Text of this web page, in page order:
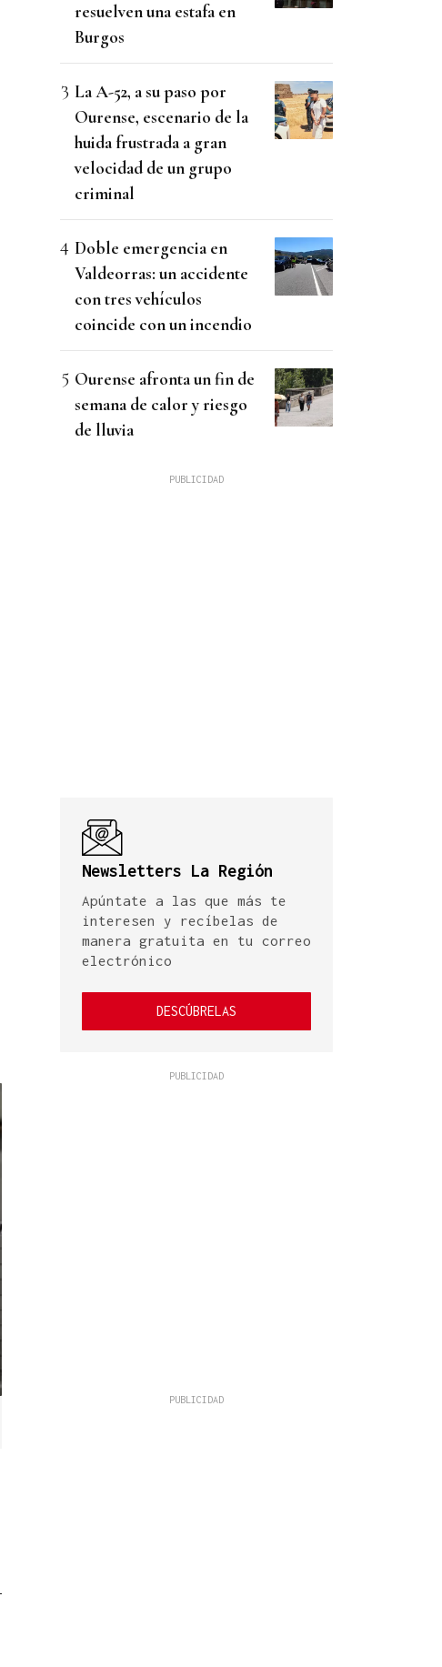
resuelven una estafa en
Burgos
La A-52, a su paso por
Ourense, escenario de la
huida frustrada a gran
velocidad de un grupo
criminal
Doble emergencia en
Valdeorras: un accidente
con tres vehículos
coincide con un incendio
Ourense afronta un fin de
semana de calor y riesgo
de lluvia
Newsletters La Región
Apúntate a las que más te
interesen y recíbelas de
manera gratuita en tu correo
electrónico
DESCÚBRELAS